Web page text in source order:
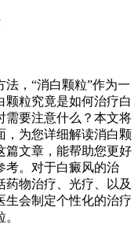
，“消白颗粒”作为一
颗粒究竟是如何治疗白
需要注意什么？本文将
，为您详细解读消白颗
篇文章，能帮助您更好
考。对于白癜风的治
物治疗、光疗、以及
生会制定个性化的治疗